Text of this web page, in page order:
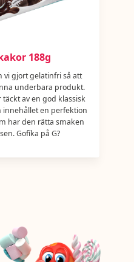
188g
vi gjort gelatinfri så att
underbara produkt.
av en god klassisk
innehållet en perfektion
har den rätta smaken
Gofíka på G?